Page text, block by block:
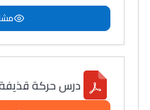
درس حركة